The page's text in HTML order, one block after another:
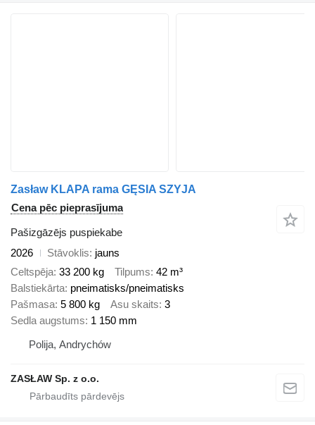
Zasław KLAPA rama GĘSIA SZYJA
Cena pēc pieprasījuma
Pašizgāzējs puspiekabe
2026
Stāvoklis jauns
Celtspēja 33 200 kg Tilpums 42 m³
Balstiekārta pneimatisks/pneimatisks
Pašmasa 5 800 kg Asu skaits 3
Sedla augstums 1 150 mm
Polija, Andrychów
ZASŁAW Sp. z o.o.